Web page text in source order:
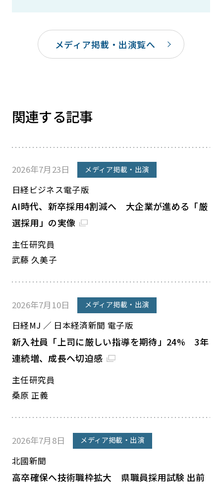
メディア掲載・出演覧へ
関連する記事
2026年7月23日 メディア掲載・出演
日経ビジネス電子版
AI時代、新卒採用4割減へ 大企業が進める「厳
選採用」の実像
主任研究員
武藤 久美子
2026年7月10日 メディア掲載・出演
日経MJ ／ 日本経済新聞 電子版
新入社員「上司に厳しい指導を期待」24% 3年
連続増、成長へ切迫感
主任研究員
桑原 正義
2026年7月8日 メディア掲載・出演
北國新聞
高卒確保へ技術職枠拡大 県職員採用試験 出前